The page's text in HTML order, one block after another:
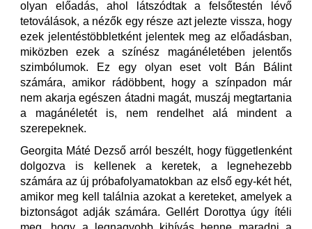
olyan előadás, ahol látszódtak a felsőtestén lévő
tetoválások, a nézők egy része azt jelezte vissza, hogy
ezek jelentéstöbbletként jelentek meg az előadásban,
miközben ezek a színész magánéletében jelentős
szimbólumok. Ez egy olyan eset volt Bán Bálint
számára, amikor rádöbbent, hogy a színpadon már
nem akarja egészen átadni magát, muszáj megtartania
a magánéletét is, nem rendelhet alá mindent a
szerepeknek.
Georgita Máté Dezső arról beszélt, hogy függetlenként
dolgozva is kellenek a keretek, a legnehezebb
számára az új próbafolyamatokban az első egy-két hét,
amikor meg kell találnia azokat a kereteket, amelyek a
biztonságot adják számára. Gellért Dorottya úgy ítéli